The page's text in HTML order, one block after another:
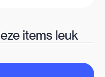
items leuk